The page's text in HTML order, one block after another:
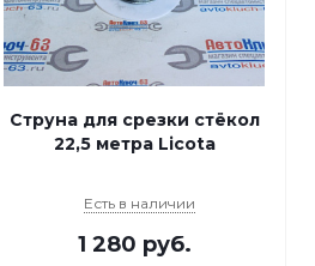
Струна для срезки стёкол
22,5 метра Licota
Есть в наличии
1 280 руб.